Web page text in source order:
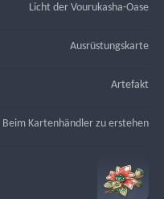
Licht der Vourukasha-Oase
Ausrüstungskarte
Artefakt
Beim Kartenhändler zu erstehen